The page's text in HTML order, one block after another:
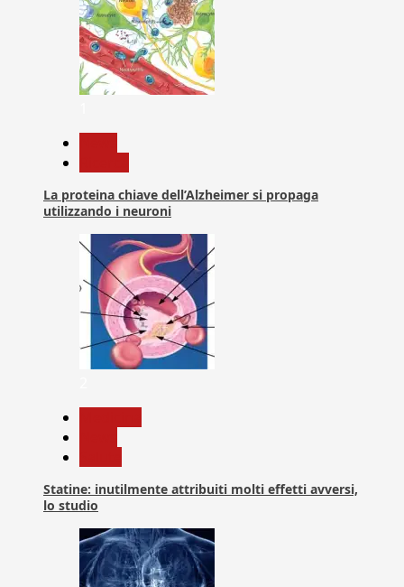
La proteina chiave dell’Alzheimer si propaga
utilizzando i neuroni
Statine: inutilmente attribuiti molti effetti avversi,
lo studio